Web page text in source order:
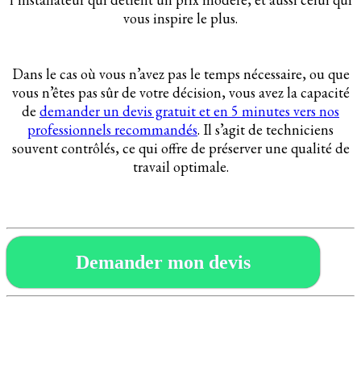
vous inspire le plus.
Dans le cas où vous n’avez pas le temps nécessaire, ou que
vous n’êtes pas sûr de votre décision, vous avez la capacité
de demander un devis gratuit et en 5 minutes vers nos
professionnels recommandés. Il s’agit de techniciens
souvent contrôlés, ce qui offre de préserver une qualité de
travail optimale.
Demander mon devis